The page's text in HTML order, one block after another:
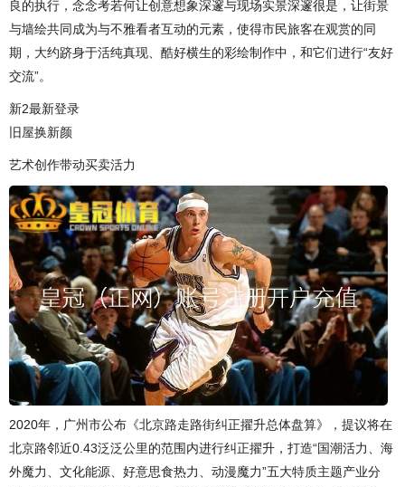
良的执行，念念考若何让创意想象深邃与现场实景深邃很是，让街景
与墙绘共同成为与不雅看者互动的元素，使得市民旅客在观赏的同
期，大约跻身于活纯真现、酷好横生的彩绘制作中，和它们进行“友好
交流”。
新2最新登录
旧屋换新颜
艺术创作带动买卖活力
2020年，广州市公布《北京路走路街纠正擢升总体盘算》，提议将在
北京路邻近0.43泛泛公里的范围内进行纠正擢升，打造“国潮活力、海
外魔力、文化能源、好意思食热力、动漫魔力”五大特质主题产业分